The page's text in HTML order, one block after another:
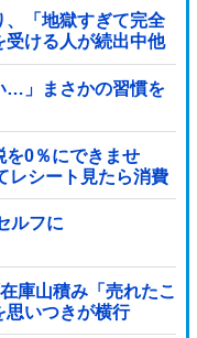
、「地獄すぎて完全
ける人が続出中他
…」まさかの習慣を
を0％にできませ
レシート見たら消費
ｗｗｗｗｗｗｗｗ
ルフに
庫山積み「売れたこ
思いつきが横行